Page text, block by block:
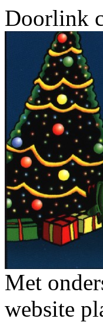
Doorlink
Met
website